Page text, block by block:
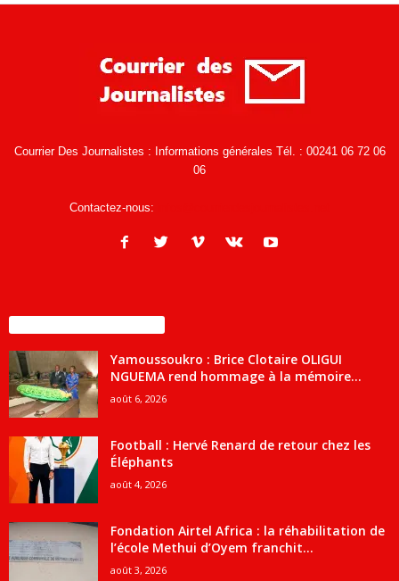
Courrier Des Journalistes : Informations générales Tél. : 00241 06 72 06
06
Contactez-nous:
Yamoussoukro : Brice Clotaire OLIGUI
NGUEMA rend hommage à la mémoire...
août 6, 2026
Football : Hervé Renard de retour chez les
Éléphants
août 4, 2026
Fondation Airtel Africa : la réhabilitation de
l’école Methui d’Oyem franchit...
août 3, 2026